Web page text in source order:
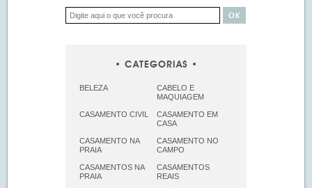
CATEGORIAS
BELEZA
CABELO E
MAQUIAGEM
CASAMENTO CIVIL
CASAMENTO EM
CASA
CASAMENTO NA
PRAIA
CASAMENTO NO
CAMPO
CASAMENTOS NA
PRAIA
CASAMENTOS
REAIS